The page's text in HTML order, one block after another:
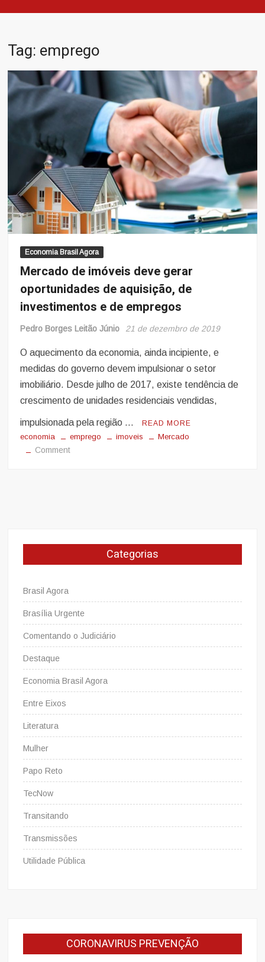
Tag: emprego
Economia Brasil Agora
Mercado de imóveis deve gerar
oportunidades de aquisição, de
investimentos e de empregos
Pedro Borges Leitão Júnio 21 de dezembro de 2019
O aquecimento da economia, ainda incipiente, e
medidas do governo devem impulsionar o setor
imobiliário. Desde julho de 2017, existe tendência de
crescimento de unidades residenciais vendidas,
impulsionada pela região … READ MORE
economia emprego imoveis Mercado
Commenton
de
aquisição,
de
empregos
Categorias
Brasil Agora
Brasília Urgente
Comentando o Judiciário
Destaque
Economia Brasil Agora
Entre Eixos
Literatura
Mulher
Papo Reto
TecNow
Transitando
Transmissões
Utilidade Pública
CORONAVIRUS PREVENÇÃO